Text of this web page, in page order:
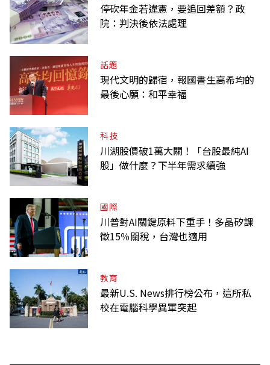
停砍年金若違憲，要追回差額？政
院：判決後依法處理
話題
現代文明的歸宿，報國書生高希均的
最後心願：和平幸福
科技
川湖股價破1萬大關！「台股最純AI
股」做什麼？下半年需求續強
國際
川普對AI關鍵原料下重手！多晶矽課
徵15％關稅，台灣也適用
教育
最新U.S. News排行榜公布，這所私
校在電腦科學異軍突起